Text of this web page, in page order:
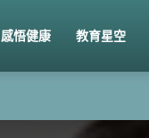
感悟健康 教育星空